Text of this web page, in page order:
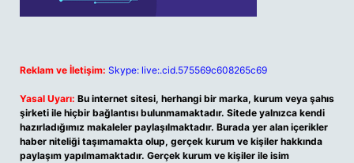
Reklam ve İletişim: Skype: live:.cid.575569c608265c69
Yasal Uyarı: Bu internet sitesi, herhangi bir marka, kurum veya şahıs
şirketi ile hiçbir bağlantısı bulunmamaktadır. Sitede yalnızca kendi
hazırladığımız makaleler paylaşılmaktadır. Burada yer alan içerikler
haber niteliği taşımamakta olup, gerçek kurum ve kişiler hakkında
paylaşım yapılmamaktadır. Gerçek kurum ve kişiler ile isim